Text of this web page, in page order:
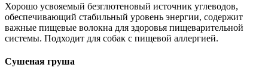
Хорошо усвояемый безглютеновый источник углеводов,
обеспечивающий стабильный уровень энергии, содержит
важные пищевые волокна для здоровья пищеварительной
системы. Подходит для собак с пищевой аллергией.
Сушеная груша